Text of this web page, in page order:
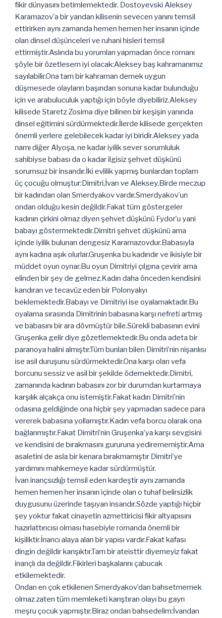
fikir dünyasını betimlemektedir. Dostoyevski Aleksey
Karamazov’a bir yandan kilisenin sevecen yanını temsil
ettirirken aynı zamanda hemen hemen her insanın içinde
olan dinsel düşünceleri ve ruhani hisleri temsil
ettirmiştir.Aslında bu yorumları yapmadan önce romanı
şöyle bir özetlesem iyi olacak:Aleksey baş kahramanımız
sayılabilir.Ona tam bir kahraman demek uygun
düşmesede olayların başından sonuna kadar bulunduğu
için ve arabuluculuk yaptığı için böyle diyebiliriz.Aleksey
kilisede Staretz Zosima diye bilinen bir keşişin yanında
dinsel eğitimini sürdürmektedir.İlerde kilisede gerçekten
önemli yerlere gelebilecek kadar iyi biridir.Aleksey yada
namı diğer Alyoşa, ne kadar iyilik sever sorumluluk
sahibiyse babası da o kadar ilgisiz şehvet düşkünü
sorumsuz bir insandır.İki evlilik yapmış bunlardan toplam
üç çocuğu olmuştur:Dimitri,İvan ve Aleksey.Birde meczup
bir kadından olan Smerdyakov vardır.Smerdyakov’un
ondan olduğu kesin değildir.Fakat tüm göstergeler
kadının çirkini olmaz diyen şehvet düşkünü Fydor’u yani
babayı göstermektedir.Dimitri şehvet düşkünü ama
içinde iyilik bulunan dengesiz Karamazovdur.Babasıyla
aynı kadına aşık olurlar.Gruşenka bu kadındır ve ikisiyle bir
müddet oyun oynar.Bu oyun Dimitriyi çılgına çevirir ama
elinden bir şey de gelmez.Kadın daha önceden kendisini
kandıran ve tecavüz eden bir Polonyalıyı
beklemektedir.Babayı ve Dimitriyi ise oyalamaktadır.Bu
oyalama sırasında Dimitrinin babasına karşı nefreti artmış
ve babasını bir ara dövmüştür bile.Sürekli babasının evini
Gruşenka gelir diye gözetlemektedir.Bu onda adeta bir
paranoya halini almıştır.Tüm bunları bilen Dimitri’nin nişanlısı
ise asil duruşunu sürdürmektedir.Ona karşı olan vefa
borcunu sessiz ve asil bir şekilde ödemektedir.Dimitri,
zamanında kadının babasını zor bir durumdan kurtarmaya
karşılık alçakça onu istemiştir.Fakat kadın Dimitri’nin
odasına geldiğinde ona hiçbir şey yapmadan sadece para
vererek babasına yollamıştır.Kadın vefa borcu olarak ona
bağlanmıştır.Fakat Dimitri’nin Gruşenka’ya karşı sevgisini
ve kendisini de bırakmasını gururuna yedirememiştir.Ama
asaletini de asla bir kenara bırakmamıştır Dimitri’ye
yardımını mahkemeye kadar sürdürmüştür.
İvan inançsızlığı temsil eden kardeştir aynı zamanda
hemen hemen her insanın içinde olan o tuhaf belirsizlik
duygusunu üzerinde taşıyan insandır.Sözde yaptığı hiçbir
şey yoktur fakat cinayetin azmettiricisi fikir altyapısını
hazırlattırıcısı olması hasebiyle romanda önemli bir
kişiliktir.İnancı alaya alan bir yapısı vardır.Fakat kafası
dingin değildir karışıktır.Tam bir ateisttir diyemeyiz fakat
inançlı da değildir.Fikirleri başkalarını çabucak
etkilemektedir.
Ondan en çok etkilenen Smerdyakov’dan bahsetmemek
olmaz zaten tüm memleketi karıştıran olayı bu gayrı
meşru çocuk yapmıştır.Biraz ondan bahsedelim:İvandan